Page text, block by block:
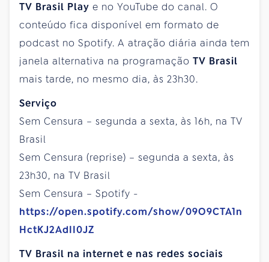
TV Brasil Play e no YouTube do canal. O
conteúdo fica disponível em formato de
podcast no Spotify. A atração diária ainda tem
janela alternativa na programação TV Brasil
mais tarde, no mesmo dia, às 23h30.
Serviço
Sem Censura – segunda a sexta, às 16h, na TV
Brasil
Sem Censura (reprise) – segunda a sexta, às
23h30, na TV Brasil
Sem Censura – Spotify -
https://open.spotify.com/show/09O9CTA1n
HctKJ2AdII0JZ
TV Brasil na internet e nas redes sociais